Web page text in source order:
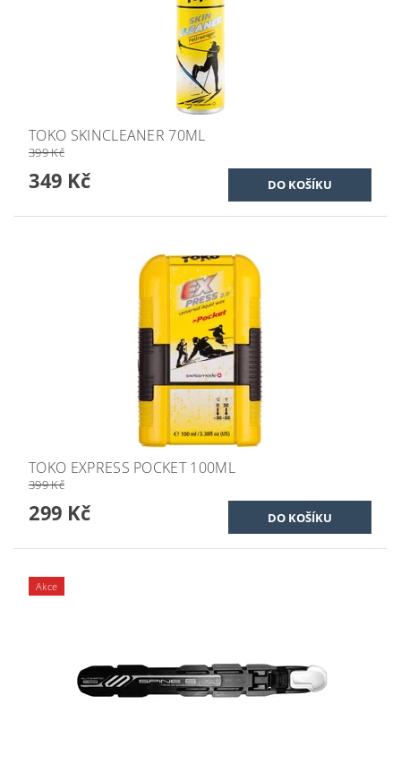
TOKO SKINCLEANER 70ML
399 Kč
349 Kč
TOKO EXPRESS POCKET 100ML
399 Kč
299 Kč
Akce